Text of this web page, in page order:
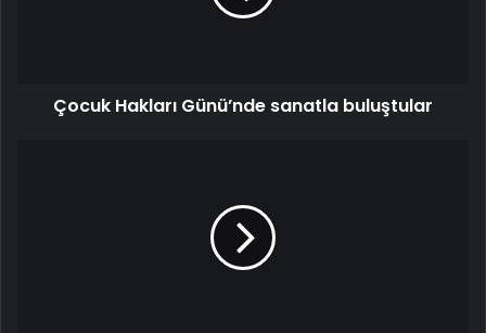
Çocuk Hakları Günü’nde sanatla buluştular